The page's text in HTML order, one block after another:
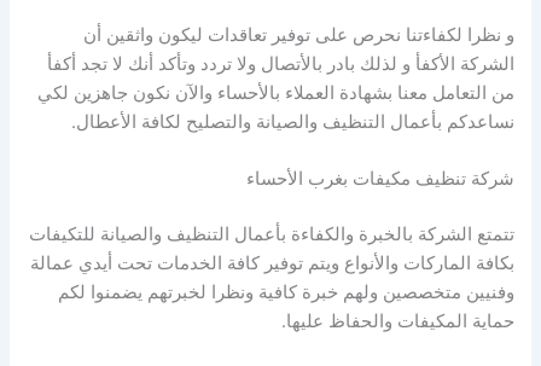
و نظرا لكفاءتنا نحرص على توفير تعاقدات ليكون واثقين أن
الشركة الأكفأ و لذلك بادر بالأتصال ولا تردد وتأكد أنك لا تجد أكفأ
من التعامل معنا بشهادة العملاء بالأحساء والآن نكون جاهزين لكي
نساعدكم بأعمال التنظيف والصيانة والتصليح لكافة الأعطال.
شركة تنظيف مكيفات بغرب الأحساء
تتمتع الشركة بالخبرة والكفاءة بأعمال التنظيف والصيانة للتكيفات
بكافة الماركات والأنواع ويتم توفير كافة الخدمات تحت أيدي عمالة
وفنيين متخصصين ولهم خبرة كافية ونظرا لخبرتهم يضمنوا لكم
حماية المكيفات والحفاظ عليها.